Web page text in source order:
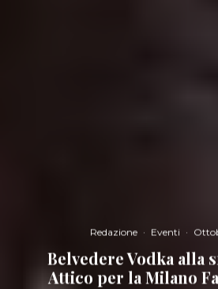
Redazione · Eventi ·
Belvedere Vodka alla
Attico per la Milano